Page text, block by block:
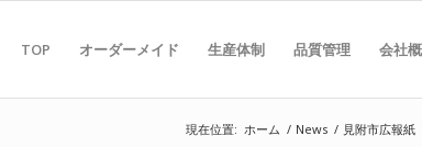
TOP オーダーメイド 生産体制 品質管理 会社
現在位置: ホーム / News / 見附市広報紙